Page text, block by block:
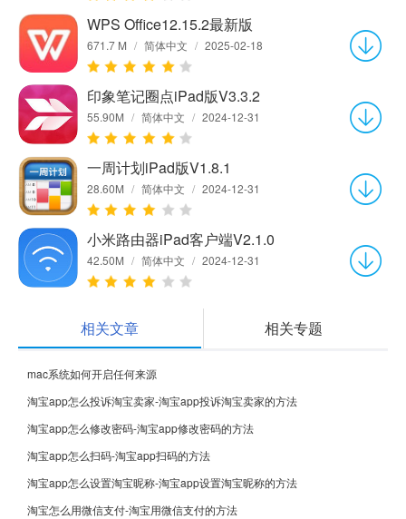
WPS Office12.15.2最新版
671.7 M / 简体中文 / 2025-02-18
印象笔记圈点iPad版V3.3.2
55.90M / 简体中文 / 2024-12-31
一周计划iPad版V1.8.1
28.60M / 简体中文 / 2024-12-31
小米路由器iPad客户端V2.1.0
42.50M / 简体中文 / 2024-12-31
相关文章 相关专题
mac系统如何开启任何来源
淘宝app怎么投诉淘宝卖家-淘宝app投诉淘宝卖家的方法
淘宝app怎么修改密码-淘宝app修改密码的方法
淘宝app怎么扫码-淘宝app扫码的方法
淘宝app怎么设置淘宝昵称-淘宝app设置淘宝昵称的方法
淘宝怎么用微信支付-淘宝用微信支付的方法